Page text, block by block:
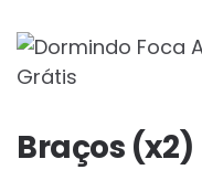
Braços (x2)